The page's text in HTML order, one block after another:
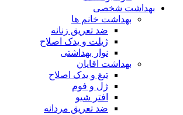
بهداشت شخصی
بهداشت خانم ها
ضد تعریق زنانه
ژیلت و یدک اصلاح
نوار بهداشتی
بهداشت اقایان
تیغ و یدک اصلاح
ژل و فوم
افتر شیو
ضد تعریق مردانه